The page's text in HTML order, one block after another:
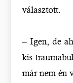
választott.
– Igen, de
kis
már nem én